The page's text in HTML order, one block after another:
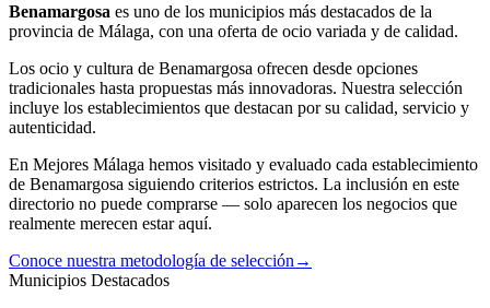
Benamargosa es uno de los municipios más destacados de la
provincia de Málaga, con una oferta de ocio variada y de calidad.
Los ocio y cultura de Benamargosa ofrecen desde opciones
tradicionales hasta propuestas más innovadoras. Nuestra selección
incluye los establecimientos que destacan por su calidad, servicio y
autenticidad.
En Mejores Málaga hemos visitado y evaluado cada establecimiento
de Benamargosa siguiendo criterios estrictos. La inclusión en este
directorio no puede comprarse — solo aparecen los negocios que
realmente merecen estar aquí.
Conoce nuestra metodología de selección →
Municipios Destacados